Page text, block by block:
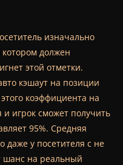
изначально
должен
этой отметки.
кэшаут на позиции
коэффициента на
и игрок сможет получить
95%. Средняя
даже у посетителя с не
на реальный